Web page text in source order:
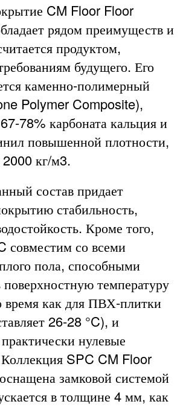
CM Floor Floor
рядом преимуществ и
продуктом,
будущего. Его
каменно-полимерный
Polymer Composite),
78% карбоната кальция и
повышенной плотности,
кг/м3.
состав придает
стабильность,
Кроме того,
совместим со всеми
пола, способными
температуру
время как для ПВХ-плитки
26-28 °C), и
нулевые
SPC CM Floor
замковой системой
в толщине 4 мм, как